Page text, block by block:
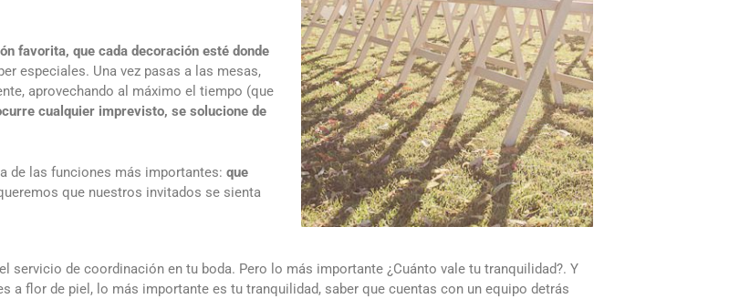
favorita, que cada decoración esté donde
especiales. Una vez pasas a las mesas,
aprovechando al máximo el tiempo (que
cualquier imprevisto, se solucione de
de las funciones más importantes: que
que nuestros invitados se sienta
servicio de coordinación en tu boda. Pero lo más importante ¿Cuánto vale tu tranquilidad?. Y
a flor de piel, lo más importante es tu tranquilidad, saber que cuentas con un equipo detrás